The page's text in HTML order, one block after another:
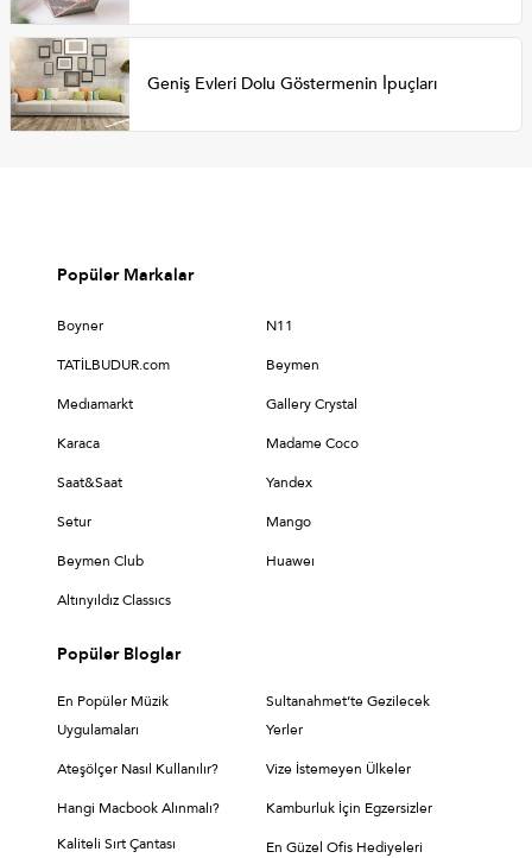
Geniş Evleri Dolu Göstermenin İpuçları
Popüler Markalar
Boyner N11
TATİLBUDUR.com Beymen
Medıamarkt Gallery Crystal
Karaca Madame Coco
Saat&Saat Yandex
Setur Mango
Beymen Club Huaweı
Altınyıldız Classıcs
Popüler Bloglar
En Popüler Müzik
Uygulamaları
Sultanahmet’te Gezilecek
Yerler
Ateşölçer Nasıl Kullanılır? Vize İstemeyen Ülkeler
Hangi Macbook Alınmalı?
Kamburluk İçin Egzersizler
Kaliteli Sırt Çantası
En Güzel Ofis Hediyeleri